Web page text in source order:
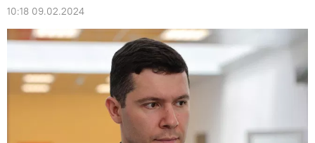
10:18 09.02.2024